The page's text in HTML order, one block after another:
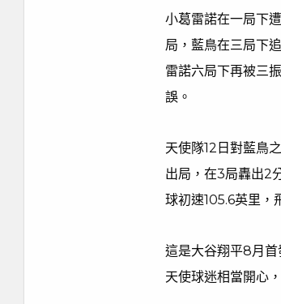
小葛雷諾在一局下
局，藍鳥在三局下
雷諾六局下再被三
誤。
天使隊12日對藍鳥
出局，在3局轟出2
球初速105.6英里，
這是大谷翔平8月
天使球迷相當開心